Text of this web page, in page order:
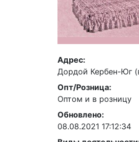
Адрес:
Дордой Кербен-Юг
Опт/Розница:
Оптом и в розницу
Обновлено:
08.08.2021 17:12:34